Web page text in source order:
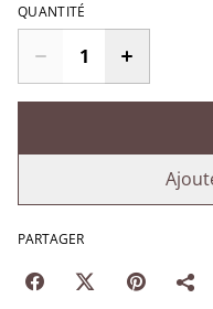
QUANTITÉ
PARTAGER